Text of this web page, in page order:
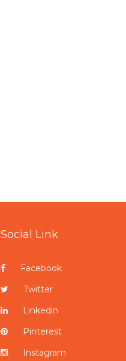
Social Link
Facebook
Twitter
Linkedin
Pinterest
Instagram